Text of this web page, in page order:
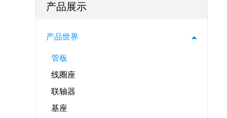
产品展示
产品世界
管板
线圈座
联轴器
基座